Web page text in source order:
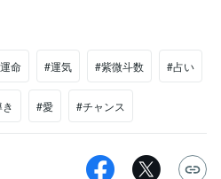
命 #運気 #紫微斗数 #占い
#愛 #チャンス